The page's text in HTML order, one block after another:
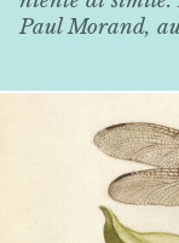
Paul Morand,